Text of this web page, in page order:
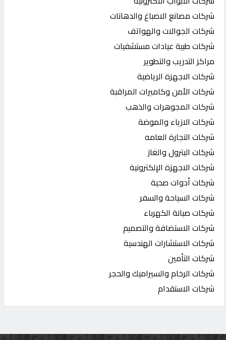
شركات مصانع الاصباغ والدهانات
شركات الجوالات والهواتف
شركات طبية عيادات مستشفيات
مراكز التدريب والتطوير
شركات الاجهزة الرياضية
شركات الأمن وكاميرات المراقبة
شركات المجوهرات والذهب
شركات الازياء والموضة
شركات التجارة العامه
شركات البترول والغاز
شركات الاجهزة الإلكترونية
شركات أدوات صحية
شركات السياحة والسفر
شركات صيانة الكهرباء
شركات الاستضافة والتصميم
شركات الاستشارات الهندسية
شركات التأمين
شركات الرخام والسيراميك والحجر
شركات الاستقدام